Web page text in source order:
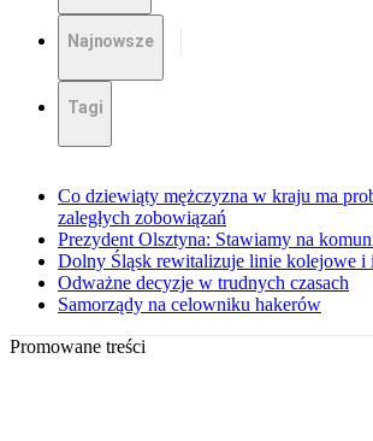
Najnowsze
Tagi
Co dziewiąty mężczyzna w kraju ma
zaległych zobowiązań
Prezydent Olsztyna: Stawiamy na
Dolny Śląsk rewitalizuje linie kolejowe i
Odważne decyzje w trudnych czasach
Samorządy na celowniku hakerów
Promowane treści